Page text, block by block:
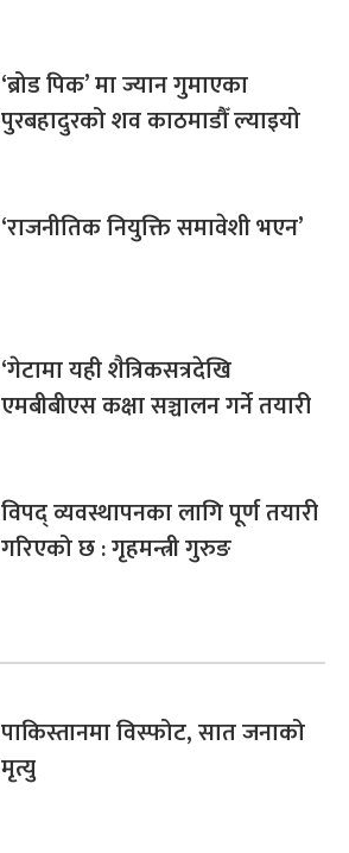
‘ब्रोड पिक’ मा ज्यान गुमाएका
पुरबहादुरको शव काठमाडौँ ल्याइयो
‘राजनीतिक नियुक्ति समावेशी भएन’
‘गेटामा यही शैत्रिकसत्रदेखि
एमबीबीएस कक्षा सञ्चालन गर्ने तयारी
विपद् व्यवस्थापनका लागि पूर्ण तयारी
गरिएको छ : गृहमन्त्री गुरुङ
पाकिस्तानमा विस्फोट, सात जनाको
मृत्यु